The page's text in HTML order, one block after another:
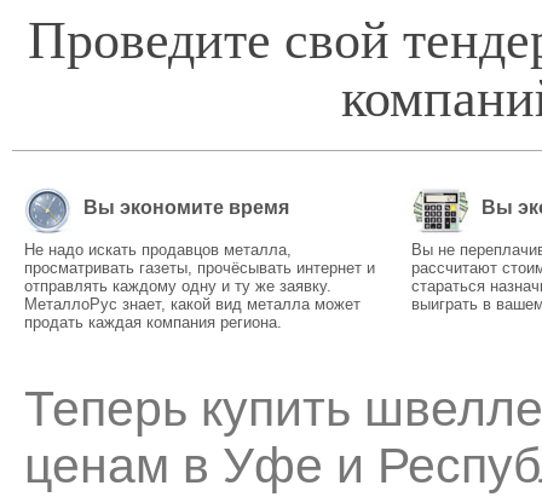
Проведите свой
Вы экономите время
Не надо искать продавцов металла,
просматривать газеты, прочёсывать интернет и
отправлять каждому одну и ту же заявку.
МеталлоРус знает, какой вид металла может
продать каждая компания региона.
Вы
Вы не
рассчитают
стараться
выиграть в
Теперь купить
ценам в Уфе и